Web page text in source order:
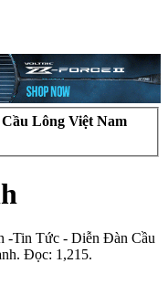
Lông Việt Nam
-Tin Tức - Diễn Đàn Cầu
Đọc: 1,215.